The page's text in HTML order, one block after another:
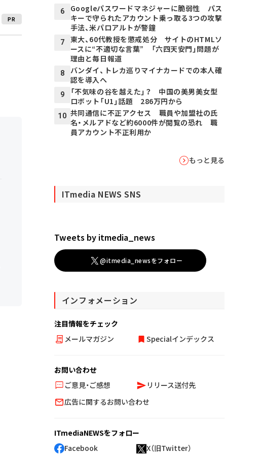
PR
6
Googleパスワードマネジャーに脆弱性 パス
キーで守られたアカウント乗っ取る3つの攻撃
手法、米パロアルトが警鐘
7
東大、60代教授を懲戒処分 サイトのHTMLソ
ースに“不適切な言葉” 「六四天安門」問題が
理由と毎日報道
8
バンダイ、トレカ巡りマイナカードでの本人確
認を導入へ
9
「不気味の谷を越えた」？ 中国の美男美女型
ロボット「U1」話題 286万円から
10 共同通信に不正アクセス 職員や加盟社の氏
名・メルアドなど約6000件が閲覧の恐れ 職
員アカウント不正利用か
もっと見る
ITmedia NEWS SNS
Tweets by itmedia_news
@itmedia_newsをフォロー
インフォメーション
注目情報をチェック
メールマガジン
Specialインデックス
お問い合わせ
ご意見・ご感想
リリース送付先
広告に関するお問い合わせ
ITmediaNEWSをフォロー
Facebook
X（旧Twitter）